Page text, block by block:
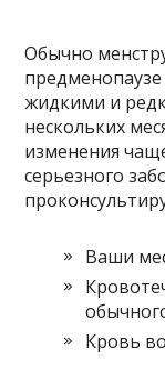
Обычно
предменопаузе
жидкими и
нескольких
изменения
серьезного
Ваши
Кровь